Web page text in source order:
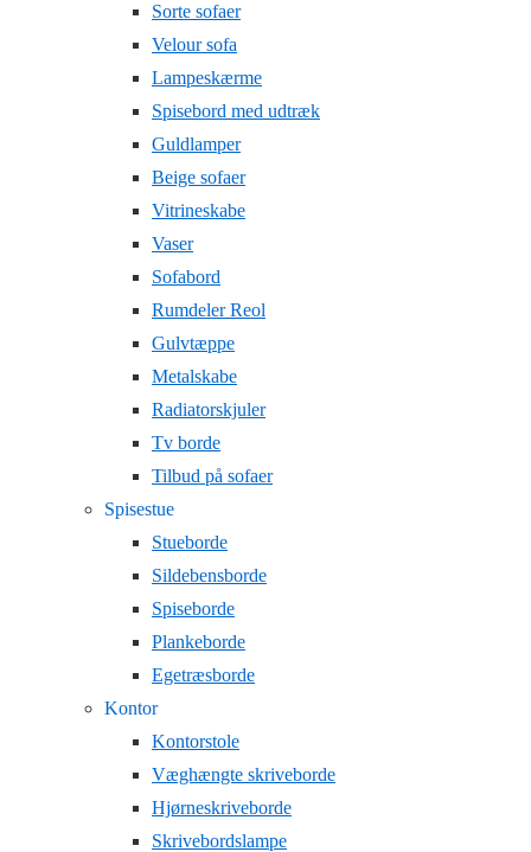
Sorte sofaer
Velour sofa
Lampeskærme
Spisebord med udtræk
Guldlamper
Beige sofaer
Vitrineskabe
Vaser
Sofabord
Rumdeler Reol
Gulvtæppe
Metalskabe
Radiatorskjuler
Tv borde
Tilbud på sofaer
Spisestue
Stueborde
Sildebensborde
Spiseborde
Plankeborde
Egetræsborde
Kontor
Kontorstole
Væghængte skriveborde
Hjørneskriveborde
Skrivebordslampe